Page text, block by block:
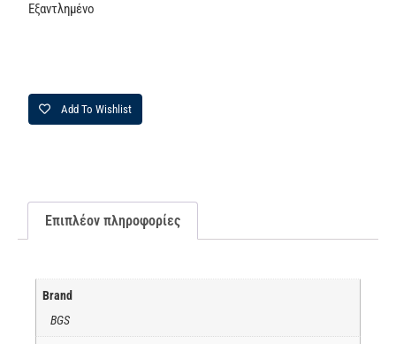
Εξαντλημένο
Add To Wishlist
Επιπλέον πληροφορίες
Brand
BGS